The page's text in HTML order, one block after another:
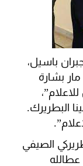
باسيل​،
مار بشارة
البطريرك.
الصيفي
عطالله​